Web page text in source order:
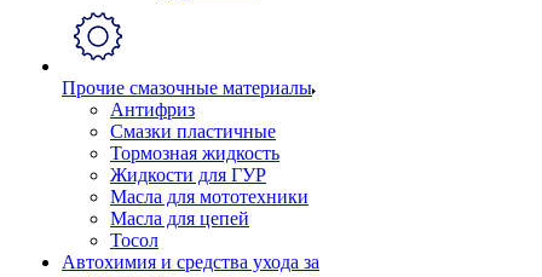
Прочие смазочные материалы
Антифриз
Смазки пластичные
Тормозная жидкость
Жидкости для ГУР
Масла для мототехники
Масла для цепей
Тосол
Автохимия и средства ухода за